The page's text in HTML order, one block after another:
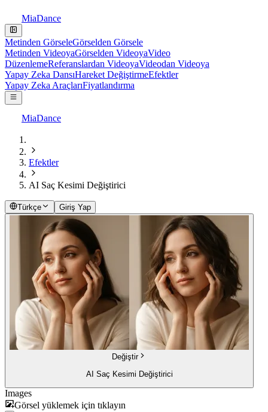
MiaDance
Metinden GörseleGörselden Görsele
Metinden VideoyaGörselden VideoyaVideo
DüzenlemeReferanslardan VideoyaVideodan Videoya
Yapay Zeka DansıHareket DeğiştirmeEfektler
Yapay Zeka AraçlarıFiyatlandırma
MiaDance
Efektler
AI Saç Kesimi Değiştirici
Türkçe Giriş Yap
Değiştir
AI Saç Kesimi Değiştirici
Images
Görsel yüklemek için tıklayın